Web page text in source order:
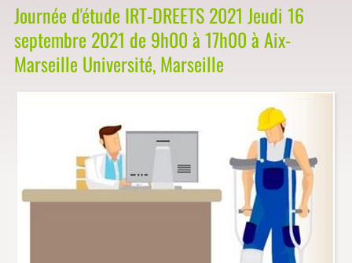
Journée d'étude IRT-DREETS 2021 Jeudi 16
septembre 2021 de 9h00 à 17h00 à Aix-
Marseille Université, Marseille